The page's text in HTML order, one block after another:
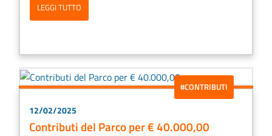
LEGGI TUTTO
#CONTRIBUTI
12/02/2025
Contributi del Parco per € 40.000,00